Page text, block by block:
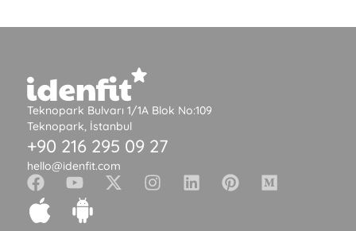
Teknopark Bulvarı 1/1A Blok No:109
Teknopark, İstanbul
+90 216 295 09 27
hello@idenfit.com